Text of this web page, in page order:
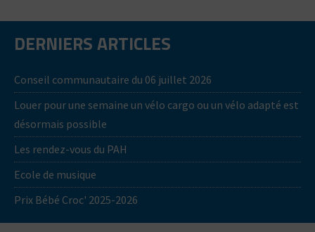
DERNIERS ARTICLES
Conseil communautaire du 06 juillet 2026
Louer pour une semaine un vélo cargo ou un vélo adapté est
désormais possible
Les rendez-vous du PAH
Ecole de musique
Prix Bébé Croc' 2025-2026